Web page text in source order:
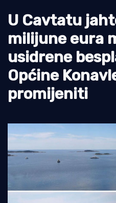
Pomorstvo
Ribolov
Ekologija
Tradicija i kultura
U Cavtatu
milijune eura
usidrene
Općine
promijeniti